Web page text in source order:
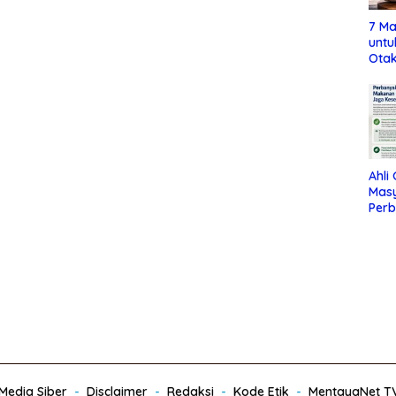
7
Ahli
Siber Disclaimer Redaksi Kode Etik MentayaNet